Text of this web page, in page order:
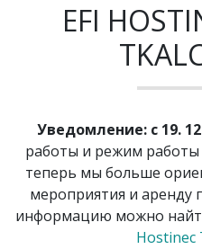
EFI
Уведомление: с 19.
работы и режим работы
теперь мы больше
мероприятия и
информацию можно
Hostinec